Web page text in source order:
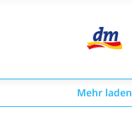
Mehr laden